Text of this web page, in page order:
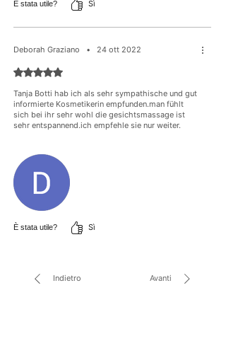
È stata utile? Sì
Deborah Graziano • 24 ott 2022
Valutazione 5 stelle su 5.
Tanja Botti hab ich als sehr sympathische und gut
informierte Kosmetikerin empfunden.man fühlt
sich bei ihr sehr wohl die gesichtsmassage ist
sehr entspannend.ich empfehle sie nur weiter.
È stata utile? Sì
Indietro Avanti